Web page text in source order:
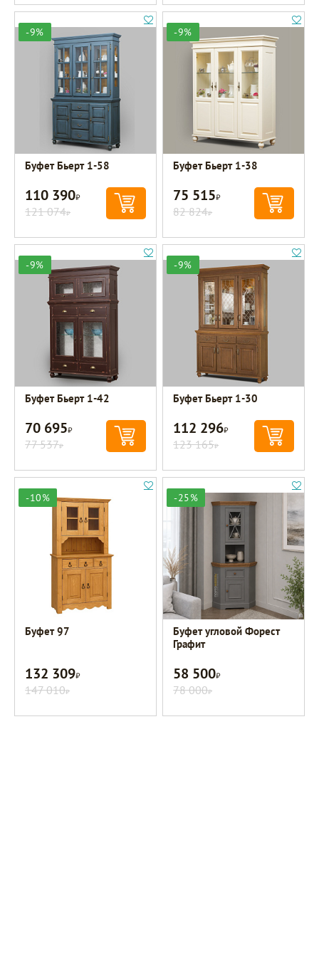
-9%
Буфет Бьерт 1-58
110 390Р
121 074Р
-9%
Буфет Бьерт 1-38
75 515Р
82 824Р
-9%
Буфет Бьерт 1-42
70 695Р
77 537Р
-9%
Буфет Бьерт 1-30
112 296Р
123 165Р
-10%
Буфет 97
132 309Р
147 010Р
-25%
Буфет угловой Форест
Графит
58 500Р
78 000Р